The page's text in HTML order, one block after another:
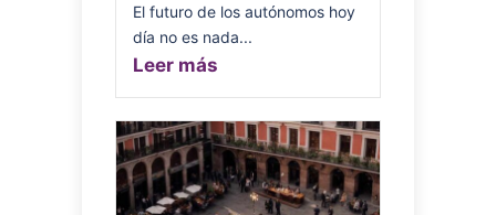
El futuro de los autónomos hoy
día no es nada...
Leer más